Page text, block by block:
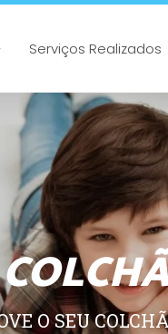
Serviços Realizados
O SEU